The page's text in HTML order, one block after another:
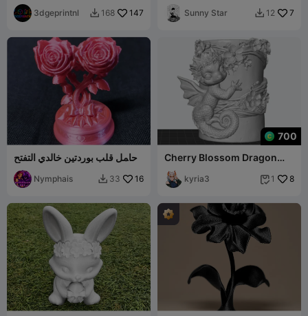
3dgeprintnl  168 147 Sunny Star  12 7
حامل قلب بوردتين خالدي التفتح
لعيد الحب مع فيونكة
Nymphais  33 16
700
Cherry Blossom Dragon
Pen Holder
kyria3  1 8